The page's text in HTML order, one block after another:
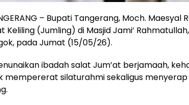
– Bupati Tangerang, Moch. Maesyal
Keliling (Jumling) di Masjid Jami’
pada Jumat (15/05/26).
ibadah salat Jum’at berjamaah,
mempererat silaturahmi sekaligus